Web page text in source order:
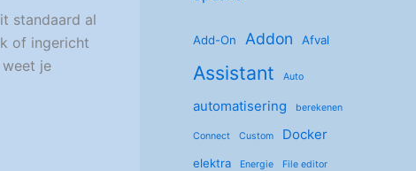
standaard al
of ingericht
je
Add-On Addon Afval
Assistant Auto
automatisering berekenen
Connect Custom Docker
elektra Energie File editor